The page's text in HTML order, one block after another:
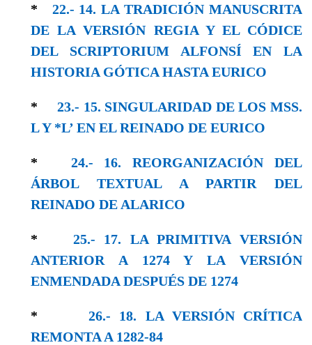
* 22.- 14. LA TRADICIÓN MANUSCRITA
DE LA VERSIÓN REGIA Y EL CÓDICE
DEL SCRIPTORIUM ALFONSÍ EN LA
HISTORIA GÓTICA HASTA EURICO
* 23.- 15. SINGULARIDAD DE LOS MSS.
L Y *L’ EN EL REINADO DE EURICO
* 24.- 16. REORGANIZACIÓN DEL
ÁRBOL TEXTUAL A PARTIR DEL
REINADO DE ALARICO
* 25.- 17. LA PRIMITIVA VERSIÓN
ANTERIOR A 1274 Y LA VERSIÓN
ENMENDADA DESPUÉS DE 1274
*26.- 18. LA VERSIÓN CRÍTICA
REMONTA A 1282-84